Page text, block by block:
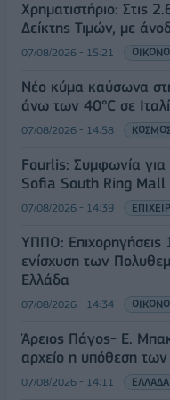
Χρηματιστήριο: Στις
Δείκτης Τιμών, με
07/08/2026 - 15:21
Νέο κύμα καύσωνα
άνω των 40°C σε
07/08/2026 - 14:58
Fourlis: Συμφωνία
Sofia South Ring Mall
07/08/2026 - 14:39
ΥΠΠΟ:
ενίσχυση των
Ελλάδα
07/08/2026 - 14:34
Άρειος Πάγος- Ε.
αρχείο η υπόθεση
07/08/2026 - 14:11 ΕΛΛΑΔΑ